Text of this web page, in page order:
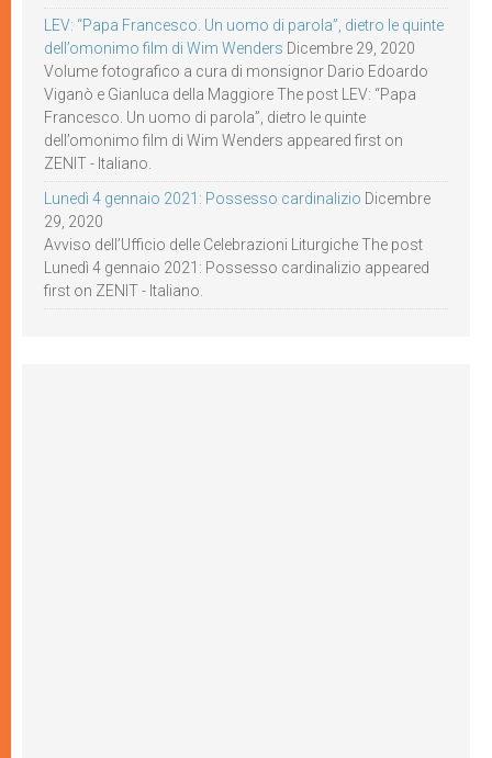
LEV: “Papa Francesco. Un uomo di parola”, dietro le quinte
dell’omonimo film di Wim Wenders Dicembre 29, 2020
Volume fotografico a cura di monsignor Dario Edoardo
Viganò e Gianluca della Maggiore The post LEV: “Papa
Francesco. Un uomo di parola”, dietro le quinte
dell’omonimo film di Wim Wenders appeared first on
ZENIT - Italiano.
Lunedì 4 gennaio 2021: Possesso cardinalizio Dicembre
29, 2020
Avviso dell’Ufficio delle Celebrazioni Liturgiche The post
Lunedì 4 gennaio 2021: Possesso cardinalizio appeared
first on ZENIT - Italiano.